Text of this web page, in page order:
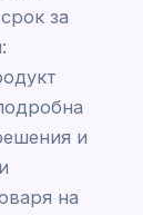
за
и
на